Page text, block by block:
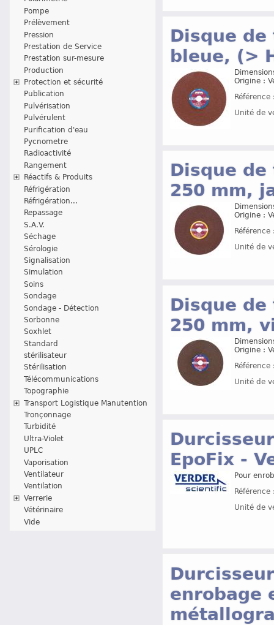
Pompe
Prélèvement
Pression
Prestation de Service
Prestation sur-mesure
Production
Protection et sécurité
Publication
Pulvérisation
Pulvérulent
Purification d'eau
Pycnometre
Radioactivité
Rangement
Réactifs & Produits
Réfrigération
Réfrigération...
Repassage
S.A.V.
Séchage
Sérologie
Signalisation
Simulation
Soins
Sondage
Sondage - Détection
Sorbonne
Soxhlet
Standard
stérilisateur
Stérilisation
Télécommunications
Topographie
Transport Logistique Manutention
Tronçonnage
Turbidité
Ultra-Violet
UPLC
Vaporisation
Ventilateur
Ventilation
Verrerie
Vétérinaire
Vide
Disque de
bleue, (>
Origine :
Unité de
Disque de
250 mm,
Origine :
Unité de
Disque
250 mm,
Origine :
Unité de
EpoFix -
Pour
Unité de
enrobage